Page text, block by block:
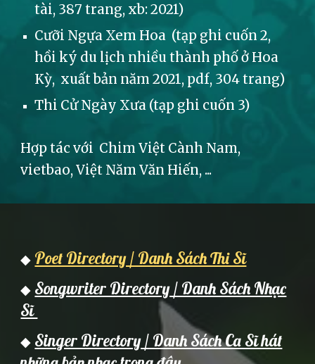
tài, 387 trang, xb: 2021)
Cưỡi Ngựa Xem Hoa (tạp ghi cuốn 2,
hồi ký du lịch nhiều thành phố ở Hoa
Kỳ, xuất bản năm 2021, pdf, 304 trang)
Thi Cử Ngày Xưa (tạp ghi cuốn 3)
Hợp tác với Chim Việt Cành Nam,
vietbao, Việt Năm Văn Hiến, ...
◆ Poet Directory / Danh Sách Thi Sĩ
◆ Songwriter Directory / Danh Sách Nhạc
Sĩ
◆ Singer Directory / Danh Sách Ca Sĩ hát